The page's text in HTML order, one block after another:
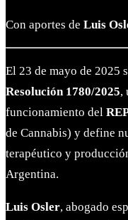
Con aportes de Luis
El 23 de mayo de
Resolución 1780/2025,
funcionamiento del
de Cannabis) y define
terapéutico y
Argentina.
Luis Osler, abogado